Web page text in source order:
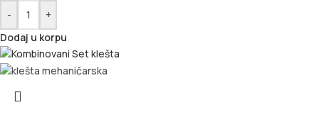
-
+
Dodaj u korpu